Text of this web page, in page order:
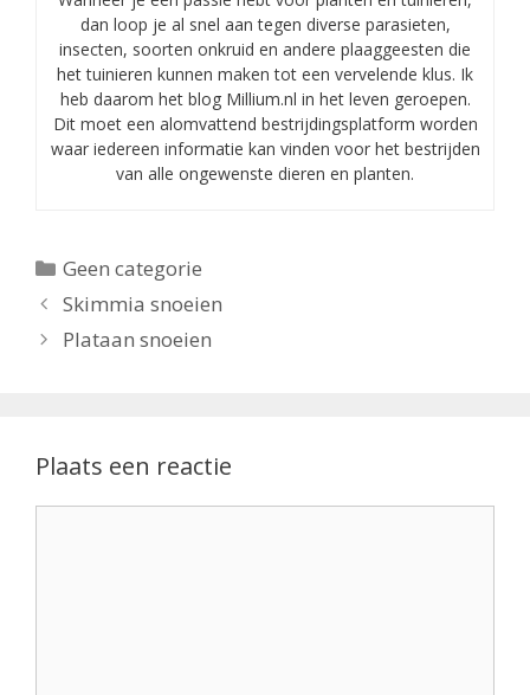
dan loop je al snel aan tegen diverse parasieten,
insecten, soorten onkruid en andere plaaggeesten die
het tuinieren kunnen maken tot een vervelende klus. Ik
heb daarom het blog Millium.nl in het leven geroepen.
Dit moet een alomvattend bestrijdingsplatform worden
waar iedereen informatie kan vinden voor het bestrijden
van alle ongewenste dieren en planten.
Categorieën
Geen categorie
Skimmia snoeien
Plataan snoeien
Plaats een reactie